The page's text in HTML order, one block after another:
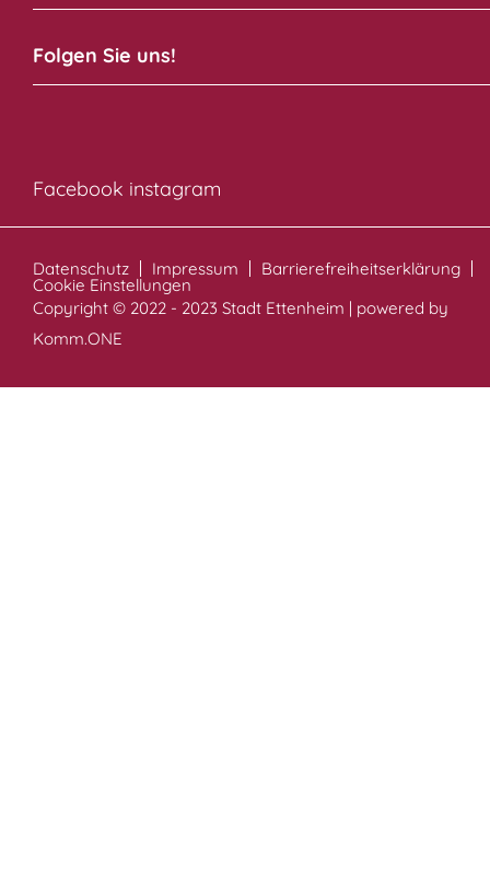
Folgen Sie uns!
Facebook instagram
Datenschutz Impressum Barrierefreiheitserklärung
Cookie Einstellungen
Copyright © 2022 - 2023 Stadt Ettenheim | powered by
Komm.ONE